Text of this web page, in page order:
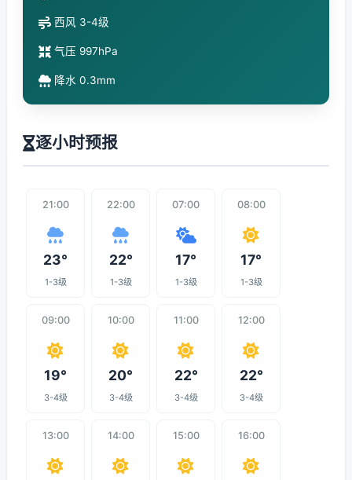
西风 3-4级
气压 997hPa
降水 0.3mm
逐小时预报
21:00
23°
1-3级
22:00
22°
1-3级
07:00
17°
1-3级
08:00
17°
1-3级
09:00
19°
3-4级
10:00
20°
3-4级
11:00
22°
3-4级
12:00
22°
3-4级
13:00 14:00 15:00 16:00